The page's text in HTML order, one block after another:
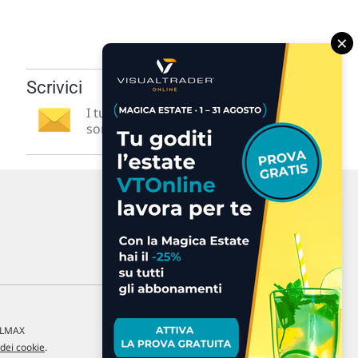
Scrivici
I tuoi suggerimenti per noi
sono preziosi e molto utili! »
cookie.
×